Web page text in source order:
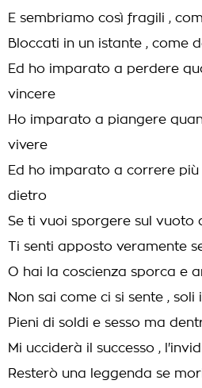
E sembriamo così fragili ,
Bloccati in un istante , come
Ed ho imparato a perdere
vincere
Ho imparato a piangere
vivere
Ed ho imparato a correre
dietro
Se ti vuoi sporgere sul vuoto
Ti senti apposto veramente
O hai la coscienza sporca e
Non sai come ci si sente ,
Pieni di soldi e sesso ma
Mi ucciderà il successo ,
Resterò una leggenda se